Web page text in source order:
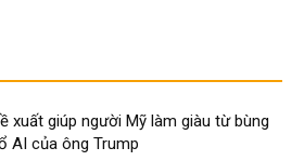
xuất giúp người Mỹ làm giàu từ bùng
AI của ông Trump